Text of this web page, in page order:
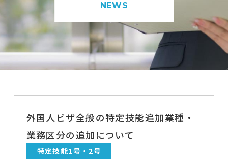
NEWS
外国人ビザ全般の特定技能追加業種・
業務区分の追加について
特定技能1号・2号